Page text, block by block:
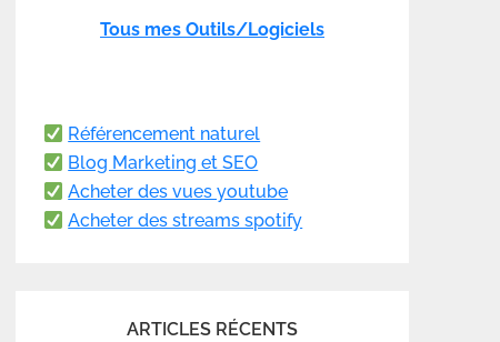
Tous mes Outils/Logiciels
Référencement naturel
Blog Marketing et SEO
Acheter des vues youtube
Acheter des streams spotify
ARTICLES RÉCENTS